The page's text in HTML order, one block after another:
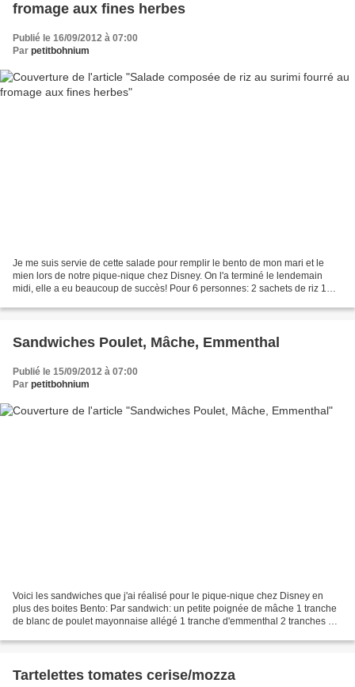
fromage aux fines herbes
Publié le 16/09/2012 à 07:00
Par petitbohnium
Je me suis servie de cette salade pour remplir le bento de mon mari et le
mien lors de notre pique-nique chez Disney. On l'a terminé le lendemain
midi, elle a eu beaucoup de succès! Pour 6 personnes: 2 sachets de riz 1
Sandwiches Poulet, Mâche, Emmenthal
Publié le 15/09/2012 à 07:00
Par petitbohnium
Voici les sandwiches que j'ai réalisé pour le pique-nique chez Disney en
plus des boites Bento: Par sandwich: un petite poignée de mâche 1 tranche
de blanc de poulet mayonnaise allégé 1 tranche d'emmenthal 2 tranches de
Tartelettes tomates cerise/mozza